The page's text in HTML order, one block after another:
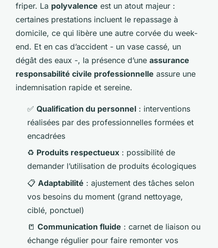
friper. La polyvalence est un atout majeur :
certaines prestations incluent le repassage à
domicile, ce qui libère une autre corvée du week-
end. Et en cas d’accident - un vase cassé, un
dégât des eaux -, la présence d’une assurance
responsabilité civile professionnelle assure une
indemnisation rapide et sereine.
✅ Qualification du personnel : interventions
réalisées par des professionnelles formées et
encadrées
♻️ Produits respectueux : possibilité de
demander l’utilisation de produits écologiques
📋 Adaptabilité : ajustement des tâches selon
vos besoins du moment (grand nettoyage,
ciblé, ponctuel)
📒 Communication fluide : carnet de liaison ou
échange régulier pour faire remonter vos